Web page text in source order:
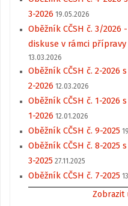
3-2026 19.05.2026
Oběžník CČSH č. 3/
diskuse v rámci přípravy
13.03.2026
Oběžník CČSH č. 2-2026
2-2026 12.03.2026
Oběžník CČSH č. 1-2026
1-2026 12.01.2026
Oběžník CČSH č. 9-2025
Oběžník CČSH č. 8-2025
3-2025 27.11.2025
Oběžník CČSH č. 7-2025
Zobrazit